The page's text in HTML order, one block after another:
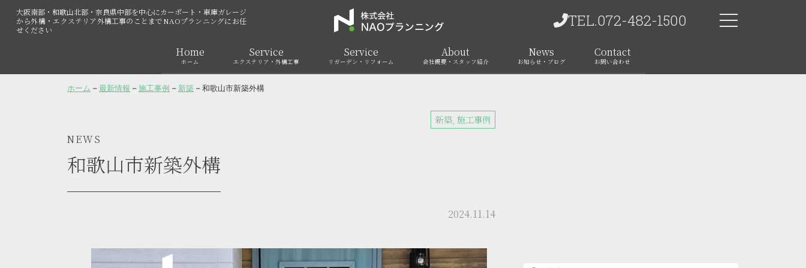
大阪南部・和歌山北部・奈良県中部を中心にカーポート・車庫ガレージ
から外構・エクステリア外構工事のことまでNAOプランニングにお任
せください
TEL.072-482-1500
Home
ホーム
Service
エクステリア・外構工事
Service
リガーデン・リフォーム
About
会社概要・スタッフ紹介
News
お知らせ・ブログ
Contact
お問い合わせ
ホーム – 最新情報 – 施工事例 – 新築 –和歌山市新築外構
新築, 施工事例
NEWS
和歌山市新築外構
2024.11.14